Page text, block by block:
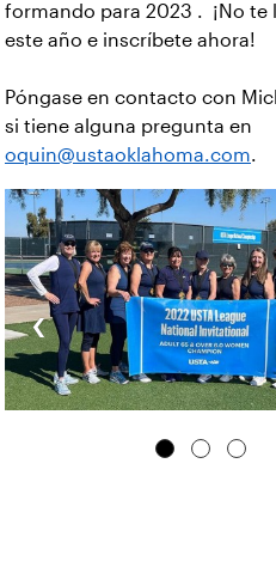
formando para 2023 . ¡No te
este año e inscríbete ahora!
Póngase en contacto con
si tiene alguna pregunta en
oquin@ustaoklahoma.com.
‹